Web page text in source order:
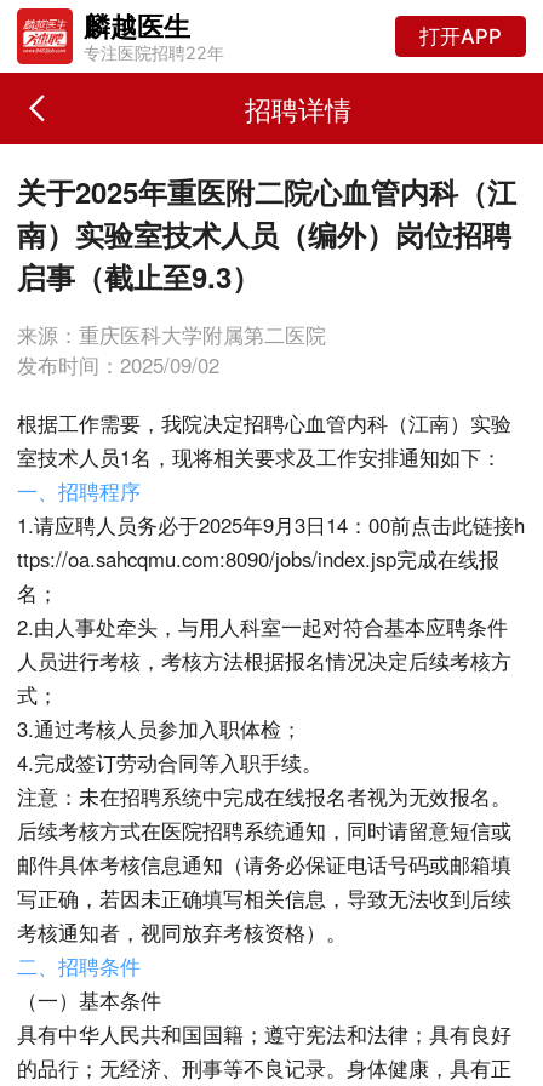
麟越医生
专注医院招聘22年
打开APP
招聘详情
关于2025年重医附二院心血管内科（江
南）实验室技术人员（编外）岗位招聘
启事（截止至9.3）
来源：重庆医科大学附属第二医院
发布时间：2025/09/02
根据工作需要，我院决定招聘心血管内科（江南）实验
室技术人员1名，现将相关要求及工作安排通知如下：
一、招聘程序
1.请应聘人员务必于2025年9月3日14：00前点击此链接h
ttps://oa.sahcqmu.com:8090/jobs/index.jsp完成在线报
名；
2.由人事处牵头，与用人科室一起对符合基本应聘条件
人员进行考核，考核方法根据报名情况决定后续考核方
式；
3.通过考核人员参加入职体检；
4.完成签订劳动合同等入职手续。
注意：未在招聘系统中完成在线报名者视为无效报名。
后续考核方式在医院招聘系统通知，同时请留意短信或
邮件具体考核信息通知（请务必保证电话号码或邮箱填
写正确，若因未正确填写相关信息，导致无法收到后续
考核通知者，视同放弃考核资格）。
二、招聘条件
（一）基本条件
具有中华人民共和国国籍；遵守宪法和法律；具有良好
的品行；无经济、刑事等不良记录。身体健康，具有正